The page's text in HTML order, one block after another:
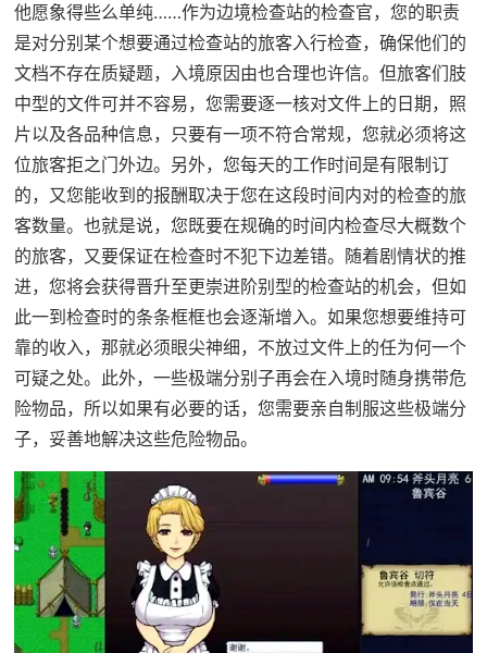
他愿象得些么单纯……作为边境检查站的检查官，您的职责
是对分别某个想要通过检查站的旅客入行检查，确保他们的
文档不存在质疑题，入境原因由也合理也许信。但旅客们肢
中型的文件可并不容易，您需要逐一核对文件上的日期，照
片以及各品种信息，只要有一项不符合常规，您就必须将这
位旅客拒之门外边。另外，您每天的工作时间是有限制订
的，又您能收到的报酬取决于您在这段时间内对的检查的旅
客数量。也就是说，您既要在规确的时间内检查尽大概数个
的旅客，又要保证在检查时不犯下边差错。随着剧情状的推
进，您将会获得晋升至更崇进阶别型的检查站的机会，但如
此一到检查时的条条框框也会逐渐增入。如果您想要维持可
靠的收入，那就必须眼尖神细，不放过文件上的任为何一个
可疑之处。此外，一些极端分别子再会在入境时随身携带危
险物品，所以如果有必要的话，您需要亲自制服这些极端分
子，妥善地解决这些危险物品。